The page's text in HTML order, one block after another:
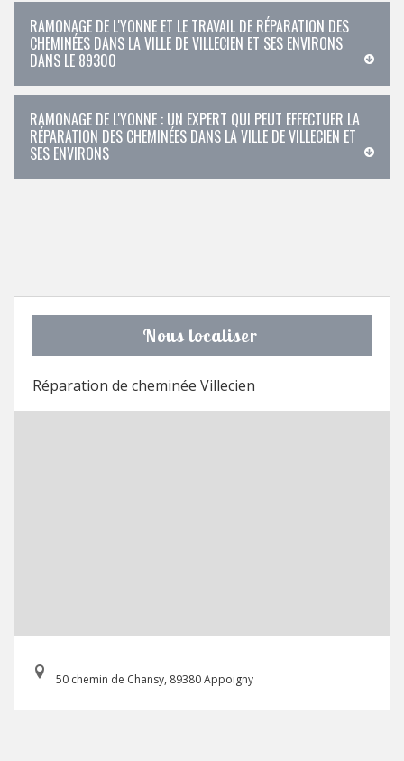
RAMONAGE DE L'YONNE ET LE TRAVAIL DE RÉPARATION DES
CHEMINÉES DANS LA VILLE DE VILLECIEN ET SES ENVIRONS
DANS LE 89300
RAMONAGE DE L'YONNE : UN EXPERT QUI PEUT EFFECTUER LA
RÉPARATION DES CHEMINÉES DANS LA VILLE DE VILLECIEN ET
SES ENVIRONS
Nous localiser
Réparation de cheminée Villecien
50 chemin de Chansy, 89380 Appoigny